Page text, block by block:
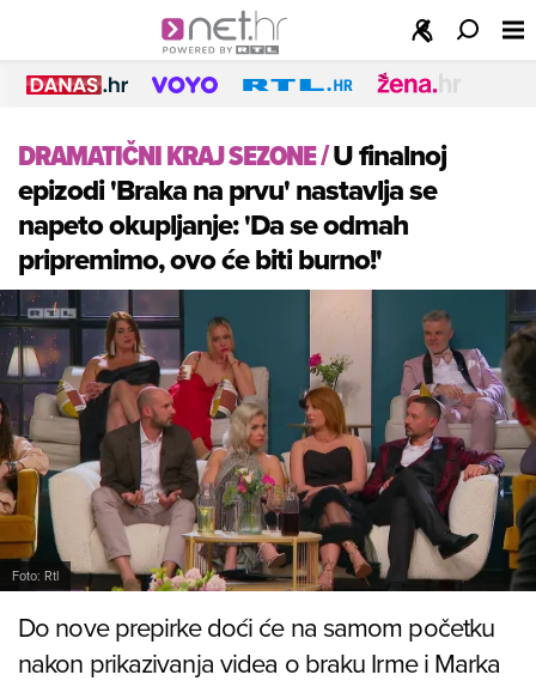
DRAMATIČNI KRAJ SEZONE/U finalnoj
epizodi 'Braka na prvu' nastavlja se
napeto okupljanje: 'Da se odmah
pripremimo, ovo će biti burno!'
Foto: Rtl
Do nove prepirke doći će na samom početku
nakon prikazivanja videa o braku Irme i Marka